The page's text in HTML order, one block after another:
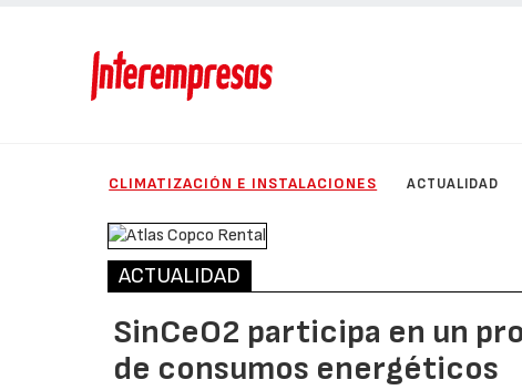
CLIMATIZACIÓN E INSTALACIONES ACTUALIDAD
ACTUALIDAD
SinCeO2 participa en un
de consumos energéticos